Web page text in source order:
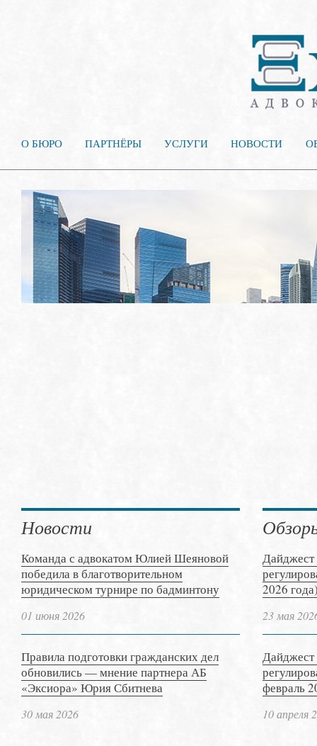
О БЮРО ПАРТНЁРЫ УСЛУГИ НОВОСТИ
Новости
Команда с адвокатом Юлией Шеяновой
победила в благотворительном
юридическом турнире по бадминтону
01 июня 2026
Правила подготовки гражданских дел
обновились — мнение партнера АБ
«Эксиора» Юрия Сбитнева
30 мая 2026
Дайджест
2026
23 мая
Дайджест
февраль
10 апреля